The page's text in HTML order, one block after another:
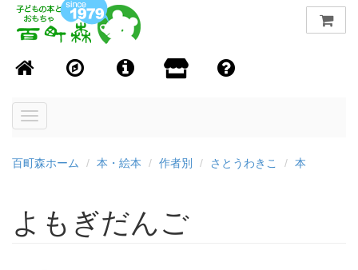
Toggle
百町森ホーム 本・絵本 作者別 さとうわきこ 本
よもぎだんご